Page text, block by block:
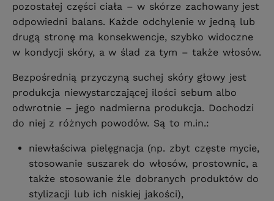
pozostałej części ciała – w skórze zachowany jest
odpowiedni balans. Każde odchylenie w jedną lub
drugą stronę ma konsekwencje, szybko widoczne
w kondycji skóry, a w ślad za tym – także włosów.
Bezpośrednią przyczyną suchej skóry głowy jest
produkcja niewystarczającej ilości sebum albo
odwrotnie – jego nadmierna produkcja. Dochodzi
do niej z różnych powodów. Są to m.in.:
niewłaściwa pielęgnacja (np. zbyt częste mycie,
stosowanie suszarek do włosów, prostownic, a
także stosowanie źle dobranych produktów do
stylizacji lub ich niskiej jakości),